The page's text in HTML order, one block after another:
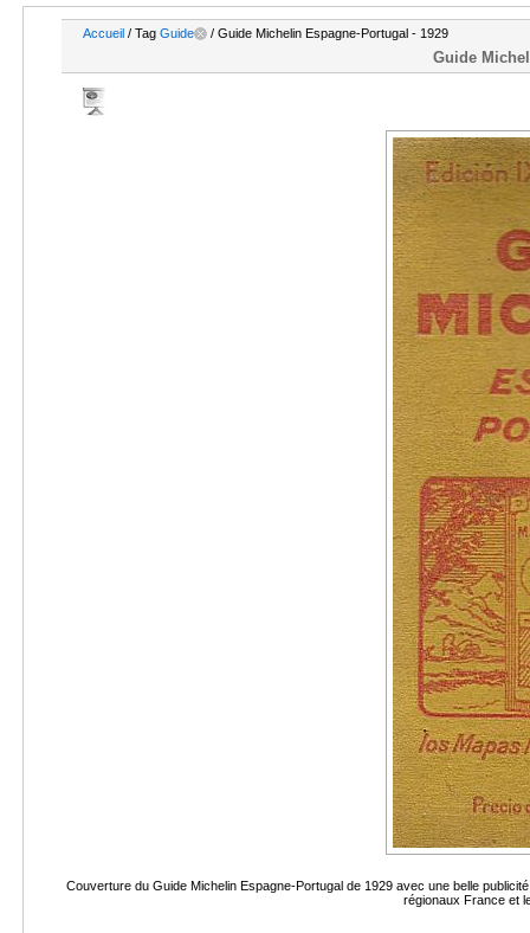
Accueil / Tag Guide / Guide Michelin Espagne-Portugal - 1929
Guide
Couverture du Guide Michelin Espagne-Portugal de 1929 avec une belle
régionaux France et